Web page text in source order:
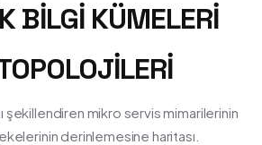
BILGI KÜMELERI
şekillendiren mikro servis mimarilerinin
derinlemesine haritası.